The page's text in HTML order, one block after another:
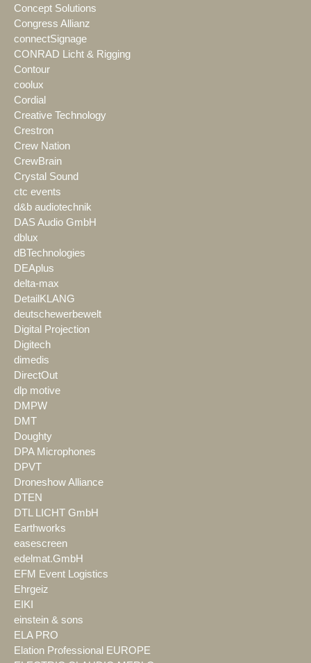
Concept Solutions
Congress Allianz
connectSignage
CONRAD Licht & Rigging
Contour
coolux
Cordial
Creative Technology
Crestron
Crew Nation
CrewBrain
Crystal Sound
ctc events
d&b audiotechnik
DAS Audio GmbH
dblux
dBTechnologies
DEAplus
delta-max
DetailKLANG
deutschewerbewelt
Digital Projection
Digitech
dimedis
DirectOut
dlp motive
DMPW
DMT
Doughty
DPA Microphones
DPVT
Droneshow Alliance
DTEN
DTL LICHT GmbH
Earthworks
easescreen
edelmat.GmbH
EFM Event Logistics
Ehrgeiz
EIKI
einstein & sons
ELA PRO
Elation Professional EUROPE